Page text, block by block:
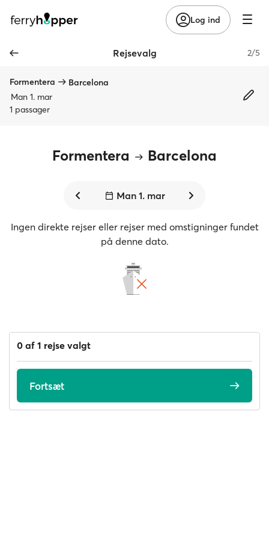
Log ind
Rejsevalg 2/5
Formentera
Barcelona
Man 1. mar
1 passager
Formentera Barcelona
Man 1. mar
Ingen direkte rejser eller rejser med omstigninger fundet
på denne dato.
0 af 1 rejse valgt
Fortsæt